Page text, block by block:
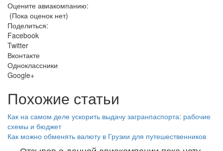
Оцените авиакомпанию:
(Пока оценок нет)
Поделиться:
Facebook
Twitter
Вконтакте
Одноклассники
Google+
Похожие статьи
Как на самом деле ускорить выдачу загранпаспорта: рабочие
схемы и бюджет
Как можно обменять валюту в Грузии для путешественников